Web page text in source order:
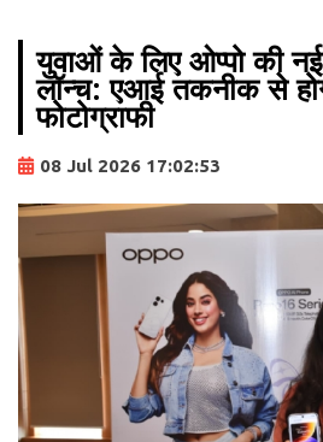
युवाओं के लिए ओप्पो की
लॉन्च: एआई तकनीक से
फोटोग्राफी
08 Jul 2026 17:02:53